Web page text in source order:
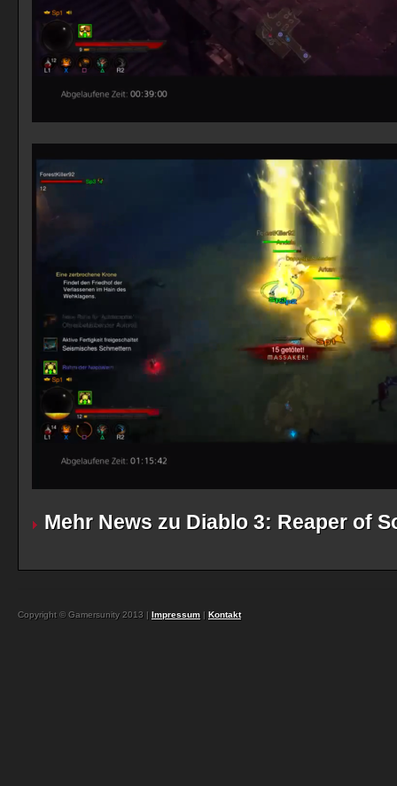
Mehr News zu Diablo 3: Reaper of
Copyright © Gamersunity 2013 | Impressum | Kontakt